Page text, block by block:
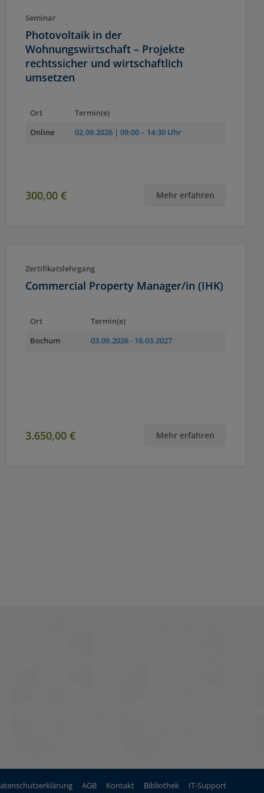
Seminar
Photovoltaik in der
Wohnungswirtschaft – Projekte
rechtssicher und wirtschaftlich
umsetzen
Ort
Termin(e)
Online
02.09.2026 | 09:00 – 14:30 Uhr
300,00 € Mehr erfahren
Zertifikatslehrgang
Commercial Property Manager/in (IHK)
Ort
Termin(e)
Bochum
03.09.2026- 18.03.2027
3.650,00 € Mehr erfahren
AGB Kontakt Bibliothek IT-Support